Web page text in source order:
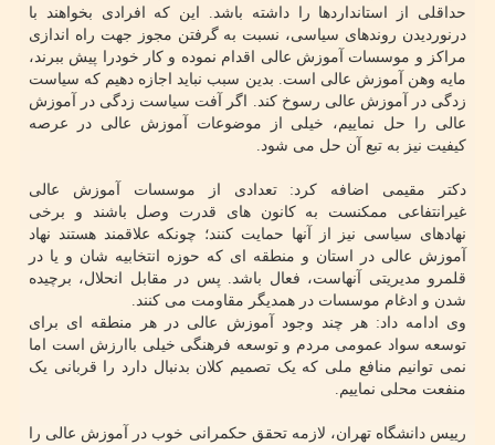
حداقلی از استانداردها را داشته باشد. این که افرادی بخواهند با
درنوردیدن روندهای سیاسی، نسبت به گرفتن مجوز جهت راه اندازی
مراکز و موسسات آموزش عالی اقدام نموده و کار خودرا پیش ببرند،
مایه وهن آموزش عالی است. بدین سبب نباید اجازه دهیم که سیاست
زدگی در آموزش عالی رسوخ کند. اگر آفت سیاست زدگی در آموزش
عالی را حل نماییم، خیلی از موضوعات آموزش عالی در عرصه
کیفیت نیز به تبع آن حل می شود.
دکتر مقیمی اضافه کرد: تعدادی از موسسات آموزش عالی
غیرانتفاعی ممکنست به کانون های قدرت وصل باشند و برخی
نهادهای سیاسی نیز از آنها حمایت کنند؛ چونکه علاقمند هستند نهاد
آموزش عالی در استان و منطقه ای که حوزه انتخابیه شان و یا در
قلمرو مدیریتی آنهاست، فعال باشد. پس در مقابل انحلال، برچیده
شدن و ادغام موسسات در همدیگر مقاومت می کنند.
وی ادامه داد: هر چند وجود آموزش عالی در هر منطقه ای برای
توسعه سواد عمومی مردم و توسعه فرهنگی خیلی باارزش است اما
نمی توانیم منافع ملی که یک تصمیم کلان بدنبال دارد را قربانی یک
منفعت محلی نماییم.
رییس دانشگاه تهران، لازمه تحقق حکمرانی خوب در آموزش عالی را